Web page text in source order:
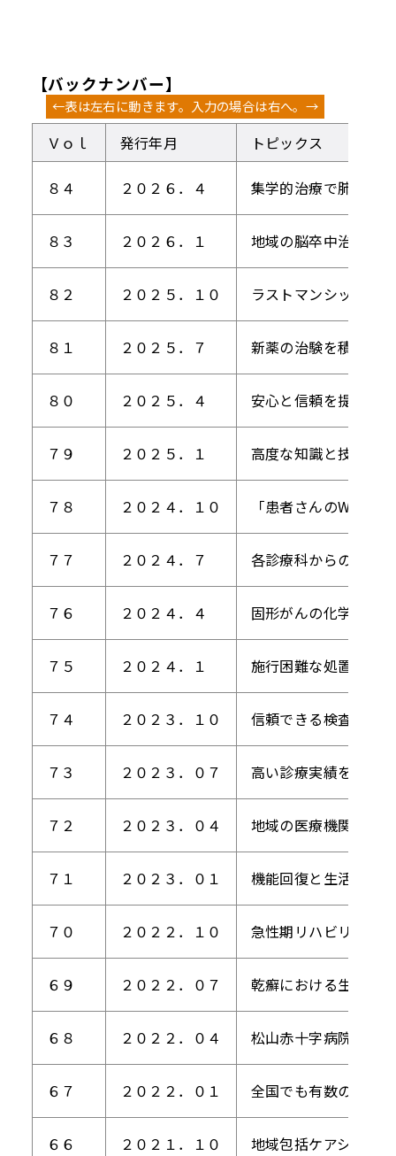
【バックナンバー】
Ｖｏｌ 発行年月 トピックス
８４ ２０２６．４ 集学的治療で肺がん
８３ ２０２６．１ 地域の脳卒中治療の
８２ ２０２５．１０ ラストマンシップを
８１ ２０２５．７ 新薬の治験を積極導
８０ ２０２５．４ 安心と信頼を提供で
７９ ２０２５．１ 高度な知識と技術で
７８ ２０２４．１０ 「患者さんのWell
７７ ２０２４．７ 各診療科からの期待
７６ ２０２４．４ 固形がんの化学療法
７５ ２０２４．１ 施行困難な処置を積
７４ ２０２３．１０ 信頼できる検査結果
７３ ２０２３．０７ 高い診療実績を生か
７２ ２０２３．０４ 地域の医療機関と連
７１ ２０２３．０１ 機能回復と生活の質
７０ ２０２２．１０ 急性期リハビリテー
６９ ２０２２．０７ 乾癬における生物学
６８ ２０２２．０４ 松山赤十字病院新体
６７ ２０２２．０１ 全国でも有数の実績
６６ ２０２１．１０ 地域包括ケアシステ